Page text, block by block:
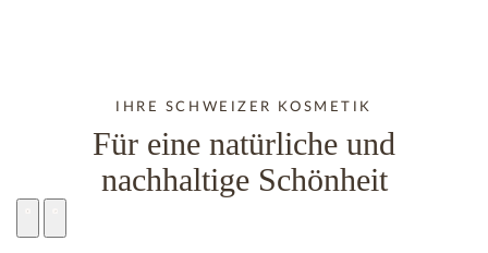
IHRE SCHWEIZER KOSMETIK
Für eine natürliche und
nachhaltige Schönheit